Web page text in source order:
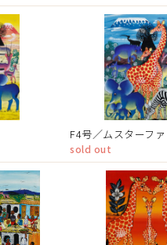
F4号／ムスターファ
sold out